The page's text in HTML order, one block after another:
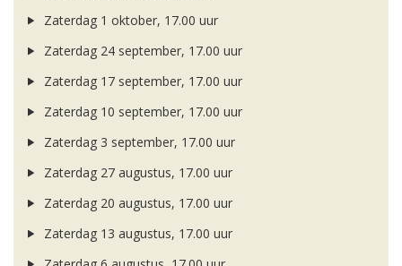
Zaterdag 1 oktober, 17.00 uur
Zaterdag 24 september, 17.00 uur
Zaterdag 17 september, 17.00 uur
Zaterdag 10 september, 17.00 uur
Zaterdag 3 september, 17.00 uur
Zaterdag 27 augustus, 17.00 uur
Zaterdag 20 augustus, 17.00 uur
Zaterdag 13 augustus, 17.00 uur